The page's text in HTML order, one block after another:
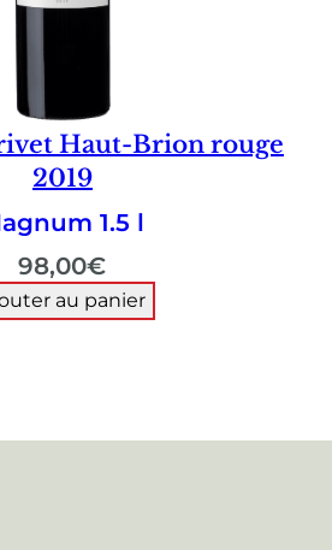
Haut-Brion rouge
2019
1.5 l
98,00€
au panier